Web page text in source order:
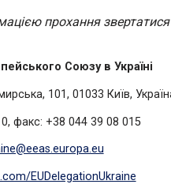
прохання
Союзу в Україні
101, 01033 Київ,
факс: +38 044 39 08 015
EUDelegationUkraine